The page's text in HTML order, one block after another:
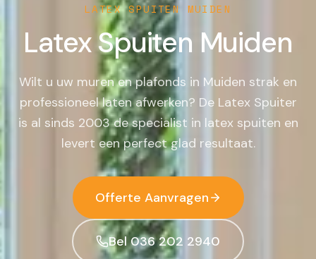
LATEX SPUITEN MUIDEN
Latex Spuiten Muiden
Wilt u uw muren en plafonds in Muiden strak en
professioneel laten afwerken? De Latex Spuiter
is al sinds 2003 de specialist in latex spuiten en
levert een perfect glad resultaat.
Offerte Aanvragen
Bel 036 202 2940